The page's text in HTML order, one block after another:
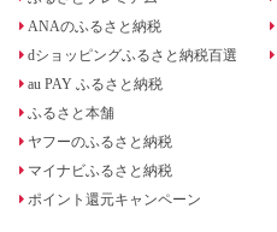
ANAのふるさと納税
dショッピングふるさと納税百選
au PAY ふるさと納税
ふるさと本舗
ヤフーのふるさと納税
マイナビふるさと納税
ポイント還元キャンペーン